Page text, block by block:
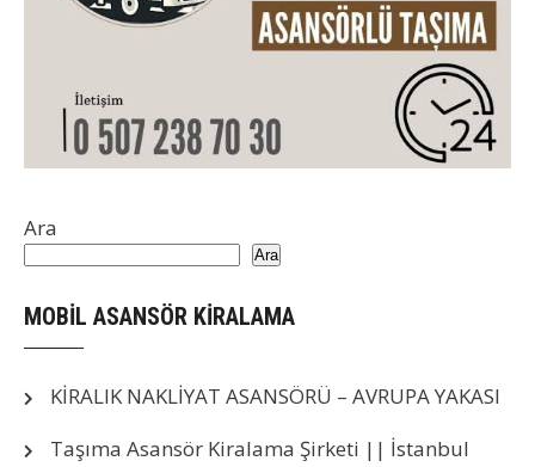
Ara
Ara
MOBİL ASANSÖR KİRALAMA
KİRALIK NAKLİYAT ASANSÖRÜ – AVRUPA YAKASI
Taşıma Asansör Kiralama Şirketi || İstanbul